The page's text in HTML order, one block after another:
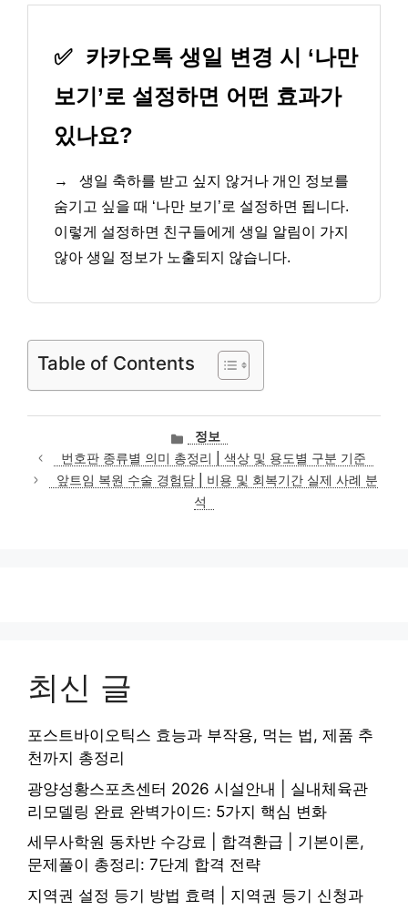
✅ 카카오톡 생일 변경 시 ‘나만
보기’로 설정하면 어떤 효과가
있나요?
→
생일 축하를 받고 싶지 않거나 개인 정보를
숨기고 싶을 때 ‘나만 보기’로 설정하면 됩니다.
이렇게 설정하면 친구들에게 생일 알림이 가지
않아 생일 정보가 노출되지 않습니다.
Table of Contents
카
테
고
리
정보
번호판 종류별 의미 총정리 | 색상 및 용도별 구분 기준
앞트임 복원 수술 경험담 | 비용 및 회복기간 실제 사례 분
석
최신 글
포스트바이오틱스 효능과 부작용, 먹는 법, 제품 추
천까지 총정리
광양성황스포츠센터 2026 시설안내 | 실내체육관
리모델링 완료 완벽가이드: 5가지 핵심 변화
세무사학원 동차반 수강료 | 합격환급 | 기본이론,
문제풀이 총정리: 7단계 합격 전략
지역권 설정 등기 방법 효력 | 지역권 등기 신청과